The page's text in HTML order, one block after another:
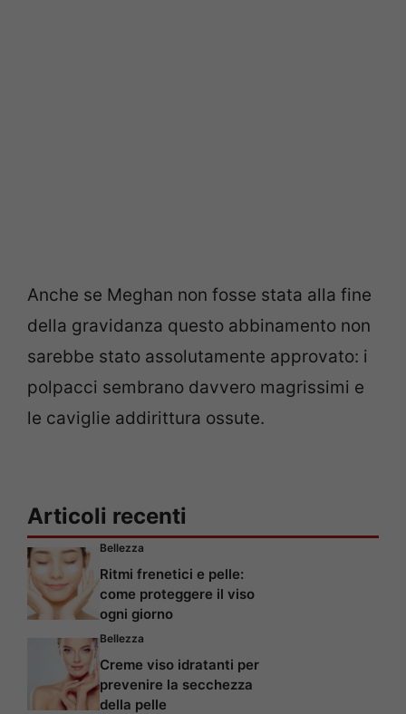
Anche se Meghan non fosse stata alla fine
della gravidanza questo abbinamento non
sarebbe stato assolutamente approvato: i
polpacci sembrano davvero magrissimi e
le caviglie addirittura ossute.
Articoli recenti
Bellezza
Ritmi frenetici e pelle:
come proteggere il viso
ogni giorno
Bellezza
Creme viso idratanti per
prevenire la secchezza
della pelle